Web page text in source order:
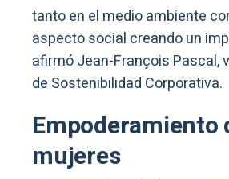
tanto en el medio ambiente
aspecto social creando un
afirmó Jean-François Pascal,
de Sostenibilidad Corporativa.
Empoderamiento
mujeres